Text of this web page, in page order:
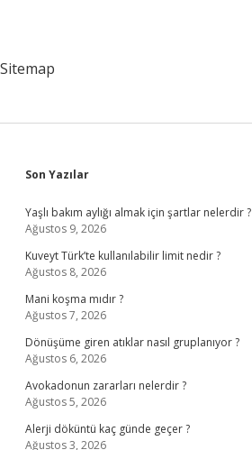
Sitemap
Sidebar
Son Yazılar
Yaşlı bakım aylığı almak için şartlar nelerdir ?
Ağustos 9, 2026
Kuveyt Türk’te kullanılabilir limit nedir ?
Ağustos 8, 2026
Mani koşma mıdır ?
Ağustos 7, 2026
Dönüşüme giren atıklar nasıl gruplanıyor ?
Ağustos 6, 2026
Avokadonun zararları nelerdir ?
Ağustos 5, 2026
Alerji döküntü kaç günde geçer ?
Ağustos 3, 2026